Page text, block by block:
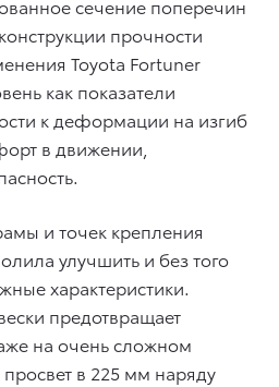
сечение поперечин
прочности
Toyota Fortuner
как показатели
к деформации на изгиб
в движении,
и точек крепления
улучшить и без того
характеристики.
предотвращает
на очень сложном
в 225 мм наряду